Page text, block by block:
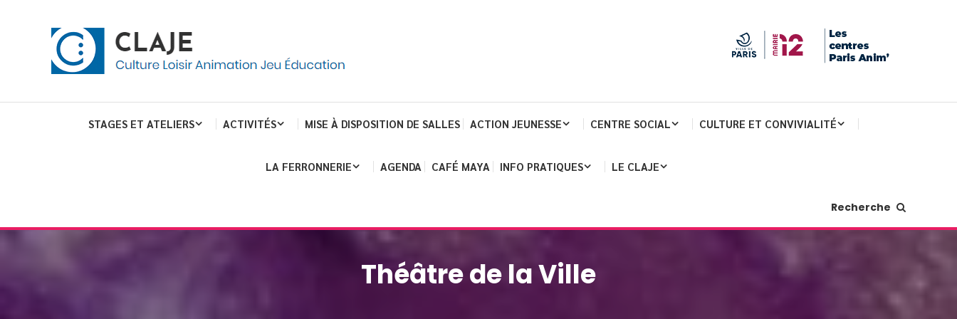
Claje
STAGES ET ATELIERS ACTIVITÉS MISE À DISPOSITION DE SALLES ACTION JEUNESSE CENTRE SOCIAL CULTURE ET CONVIVIALITÉ
LA FERRONNERIE AGENDA CAFÉ MAYA INFO PRATIQUES LE CLAJE
Recherche
Théâtre de la Ville